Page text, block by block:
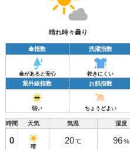
晴れ時々曇り
傘指数 洗濯指数
傘があると安心 乾きにくい
紫外線指数 お肌指数
弱い ちょうどよい
時間 天気 気温 湿度
0
晴
20 ℃ 96 %